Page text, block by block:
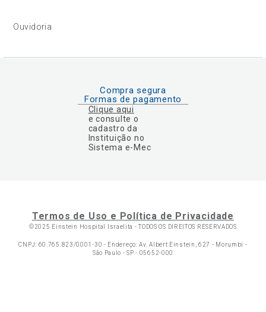
Ouvidoria
Compra segura
Formas de pagamento
Clique aqui
e consulte o
cadastro da
Instituição no
Sistema e-Mec
Termos de Uso e Política de Privacidade
©2025 Einstein Hospital Israelita -TODOS OS DIREITOS RESERVADOS
CNPJ: 60.765.823/0001-30 - Endereço: Av. Albert Einstein, 627 - Morumbi -
São Paulo - SP - 05652-000